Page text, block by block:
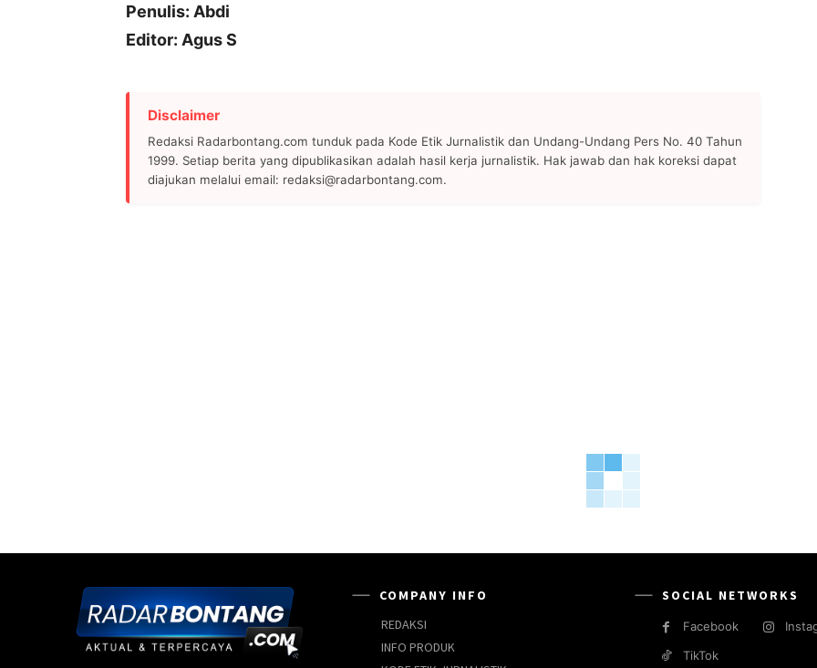
Penulis: Abdi
Editor: Agus S
Disclaimer
Redaksi Radarbontang.com tunduk pada Kode Etik Jurnalistik dan Undang-Undang Pers No. 40 Tahun
1999. Setiap berita yang dipublikasikan adalah hasil kerja jurnalistik. Hak jawab dan hak koreksi dapat
diajukan melalui email: redaksi@radarbontang.com.
COMPANY INFO
REDAKSI
INFO PRODUK
SOCIAL NETWORKS
Facebook
TikTok